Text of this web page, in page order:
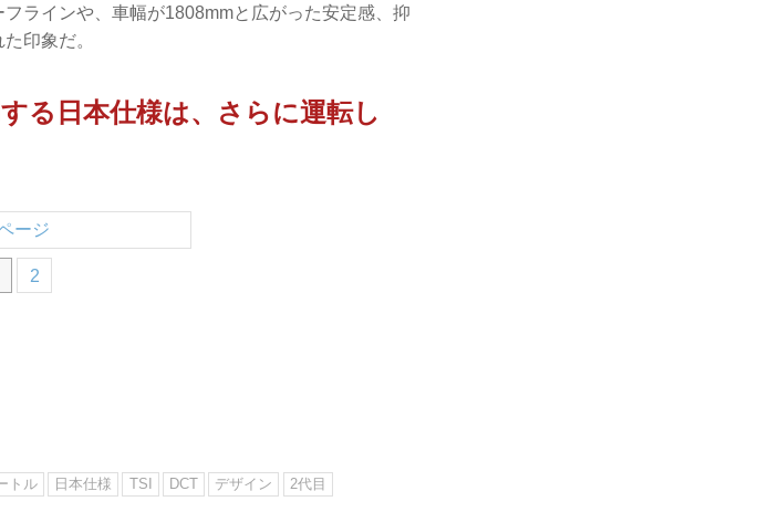
ラインや、車幅が1808mmと広がった安定感、抑
印象だ。
日本仕様は、さらに運転し
2
ージ
トル 日本仕様 TSI DCT デザイン 2代目